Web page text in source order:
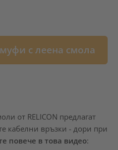
с леена смола
от RELICON предлагат
кабелни връзки - дори при
повече в това видео: